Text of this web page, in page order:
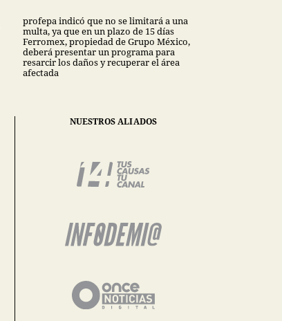
profepa indicó que no se limitará a una
multa, ya que en un plazo de 15 días
Ferromex, propiedad de Grupo México,
deberá presentar un programa para
resarcir los daños y recuperar el área
afectada
NUESTROS ALIADOS